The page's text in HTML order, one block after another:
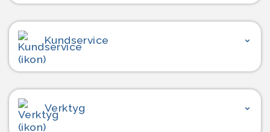
Kundservice
Verktyg